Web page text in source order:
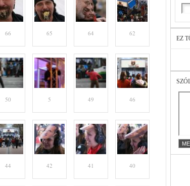
66 65 64 62
50 5 49 46
44 42 41 40
EZ